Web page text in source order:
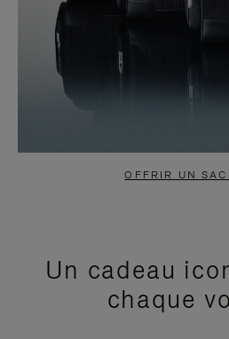
OFFRIR UN
Un cadeau
chaque